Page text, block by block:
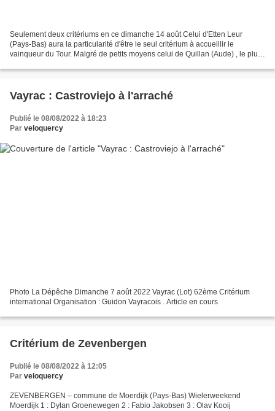
Seulement deux critériums en ce dimanche 14 août Celui d'Etten Leur
(Pays-Bas) aura la particularité d'être le seul critérium à accueillir le
vainqueur du Tour. Malgré de petits moyens celui de Quillan (Aude) , le plus
Vayrac : Castroviejo à l'arraché
Publié le 08/08/2022 à 18:23
Par veloquercy
Photo La Dépêche Dimanche 7 août 2022 Vayrac (Lot) 62ème Critérium
international Organisation : Guidon Vayracois . Article en cours
Critérium de Zevenbergen
Publié le 08/08/2022 à 12:05
Par veloquercy
ZEVENBERGEN – commune de Moerdijk (Pays-Bas) Wielerweekend
Moerdijk 1 : Dylan Groenewegen 2 : Fabio Jakobsen 3 : Olav Kooij